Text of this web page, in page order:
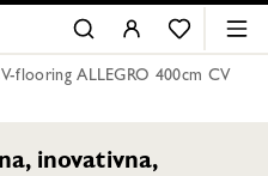
flooring ALLEGRO 400cm CV
inovativna,